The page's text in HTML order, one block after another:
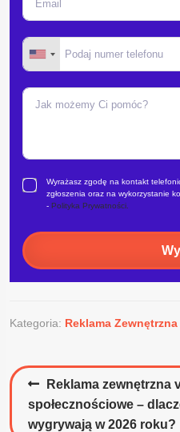
Wyrażasz zgodę na kontakt
zgłoszenia oraz na wykorzystanie
- Polityka Prywatności.
Kategoria: Reklama Zewnętrzna
Nawigacja
wpisu
Poprzedni
wpis:
Reklama zewnętrzna
społecznościowe –
wygrywają w 2026 roku?